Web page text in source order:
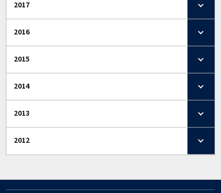
2017
2016
2015
2014
2013
2012